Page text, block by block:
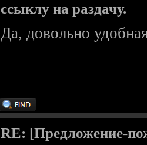
ссыклу на раздачу.
Да, довольно
RE: [Предложение-